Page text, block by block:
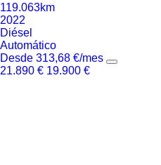
119.063km
2022
Diésel
Automático
Desde 313,68 €/mes
21.890 € 19.900 €